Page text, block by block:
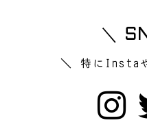
＼
＼ 特にInsta